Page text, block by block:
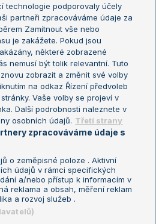
Wimbledon
US Open
Turnaj mistrů
Turnaj mistryň
Nastavení soukromí
Reklama
Informace o zpracování osobních
údajů
technologie podporovaly účely
partneři zpracováváme údaje za
Zamítnout vše nebo
je zakážete. Pokud jsou
některé zobrazené
nemusí být tolik relevantní. Tuto
zobrazit a změnit své volby
na odkaz Řízení předvoleb
Vaše volby se projeví v
Další podrobnosti naleznete v
osobních údajů. Třetí strany
zpracováváme údaje s
o zeměpisné poloze . Aktivní
údajů v rámci specifických
a/nebo přístup k informacím v
reklama a obsah, měření reklam
a rozvoj služeb .